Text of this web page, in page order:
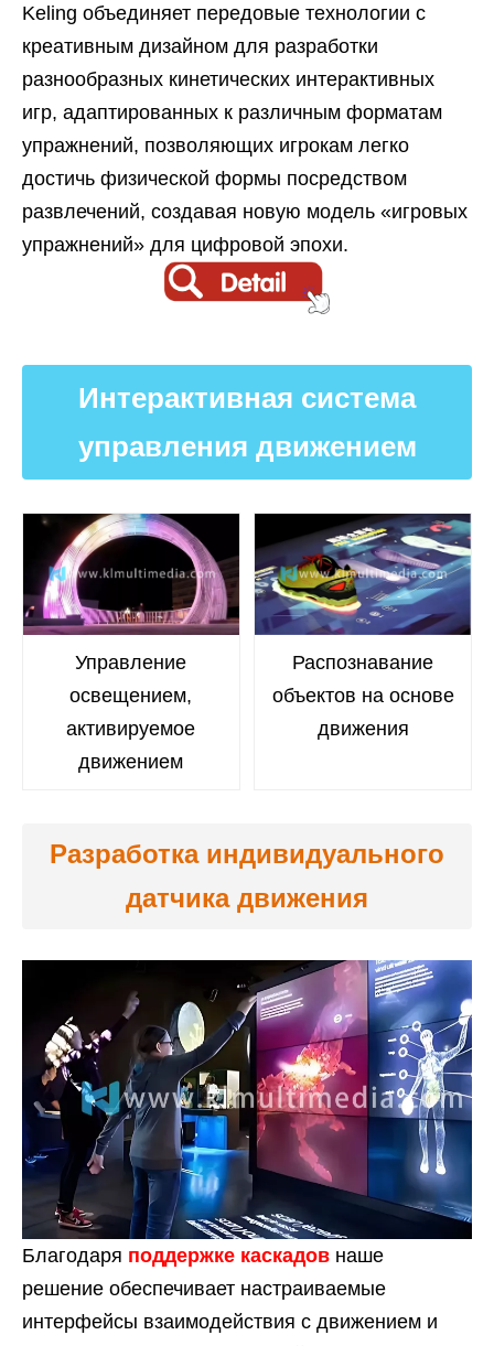
Keling объединяет передовые технологии с
креативным дизайном для разработки
разнообразных кинетических интерактивных
игр, адаптированных к различным форматам
упражнений, позволяющих игрокам легко
достичь физической формы посредством
развлечений, создавая новую модель «игровых
упражнений» для цифровой эпохи.
Интерактивная система
управления движением
Управление
освещением,
активируемое
движением
Распознавание
объектов на основе
движения
Разработка индивидуального
датчика движения
Благодаря поддержке каскадов наше
решение обеспечивает настраиваемые
интерфейсы взаимодействия с движением и